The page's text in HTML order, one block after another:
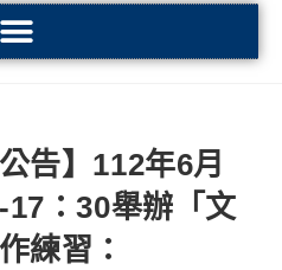
告】112年6月
：30舉辦「文
練習：